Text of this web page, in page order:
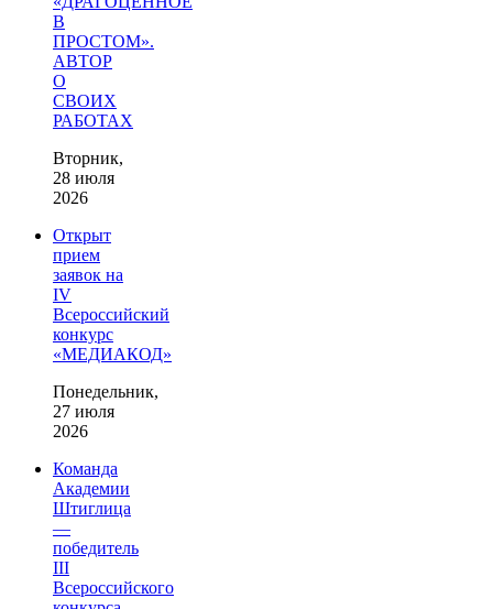
В
ПРОСТОМ».
АВТОР
О
СВОИХ
РАБОТАХ
Вторник,
28 июля
2026
Открыт
прием
заявок на
IV
Всероссийский
конкурс
«МЕДИАКОД»
Понедельник,
27 июля
2026
Команда
Академии
Штиглица
—
победитель
III
Всероссийского